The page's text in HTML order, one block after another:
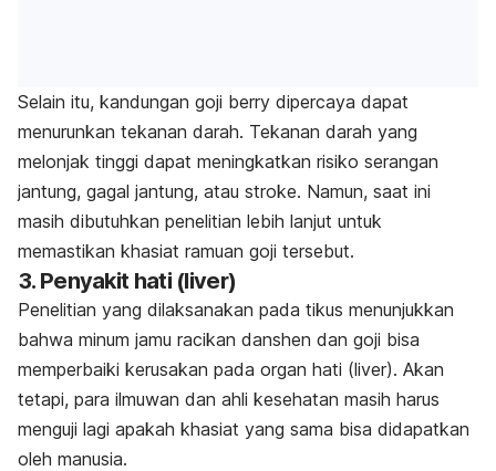
Selain itu, kandungan goji berry dipercaya dapat
menurunkan tekanan darah. Tekanan darah yang
melonjak tinggi dapat meningkatkan risiko serangan
jantung, gagal jantung, atau stroke. Namun, saat ini
masih dibutuhkan penelitian lebih lanjut untuk
memastikan khasiat ramuan goji tersebut.
3. Penyakit hati (liver)
Penelitian yang dilaksanakan pada tikus menunjukkan
bahwa minum jamu racikan danshen dan goji bisa
memperbaiki kerusakan pada organ hati (liver). Akan
tetapi, para ilmuwan dan ahli kesehatan masih harus
menguji lagi apakah khasiat yang sama bisa didapatkan
oleh manusia.